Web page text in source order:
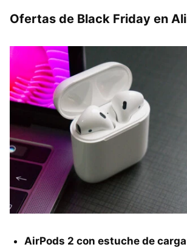
Ofertas de Black Friday en
AirPods 2 con estuche de